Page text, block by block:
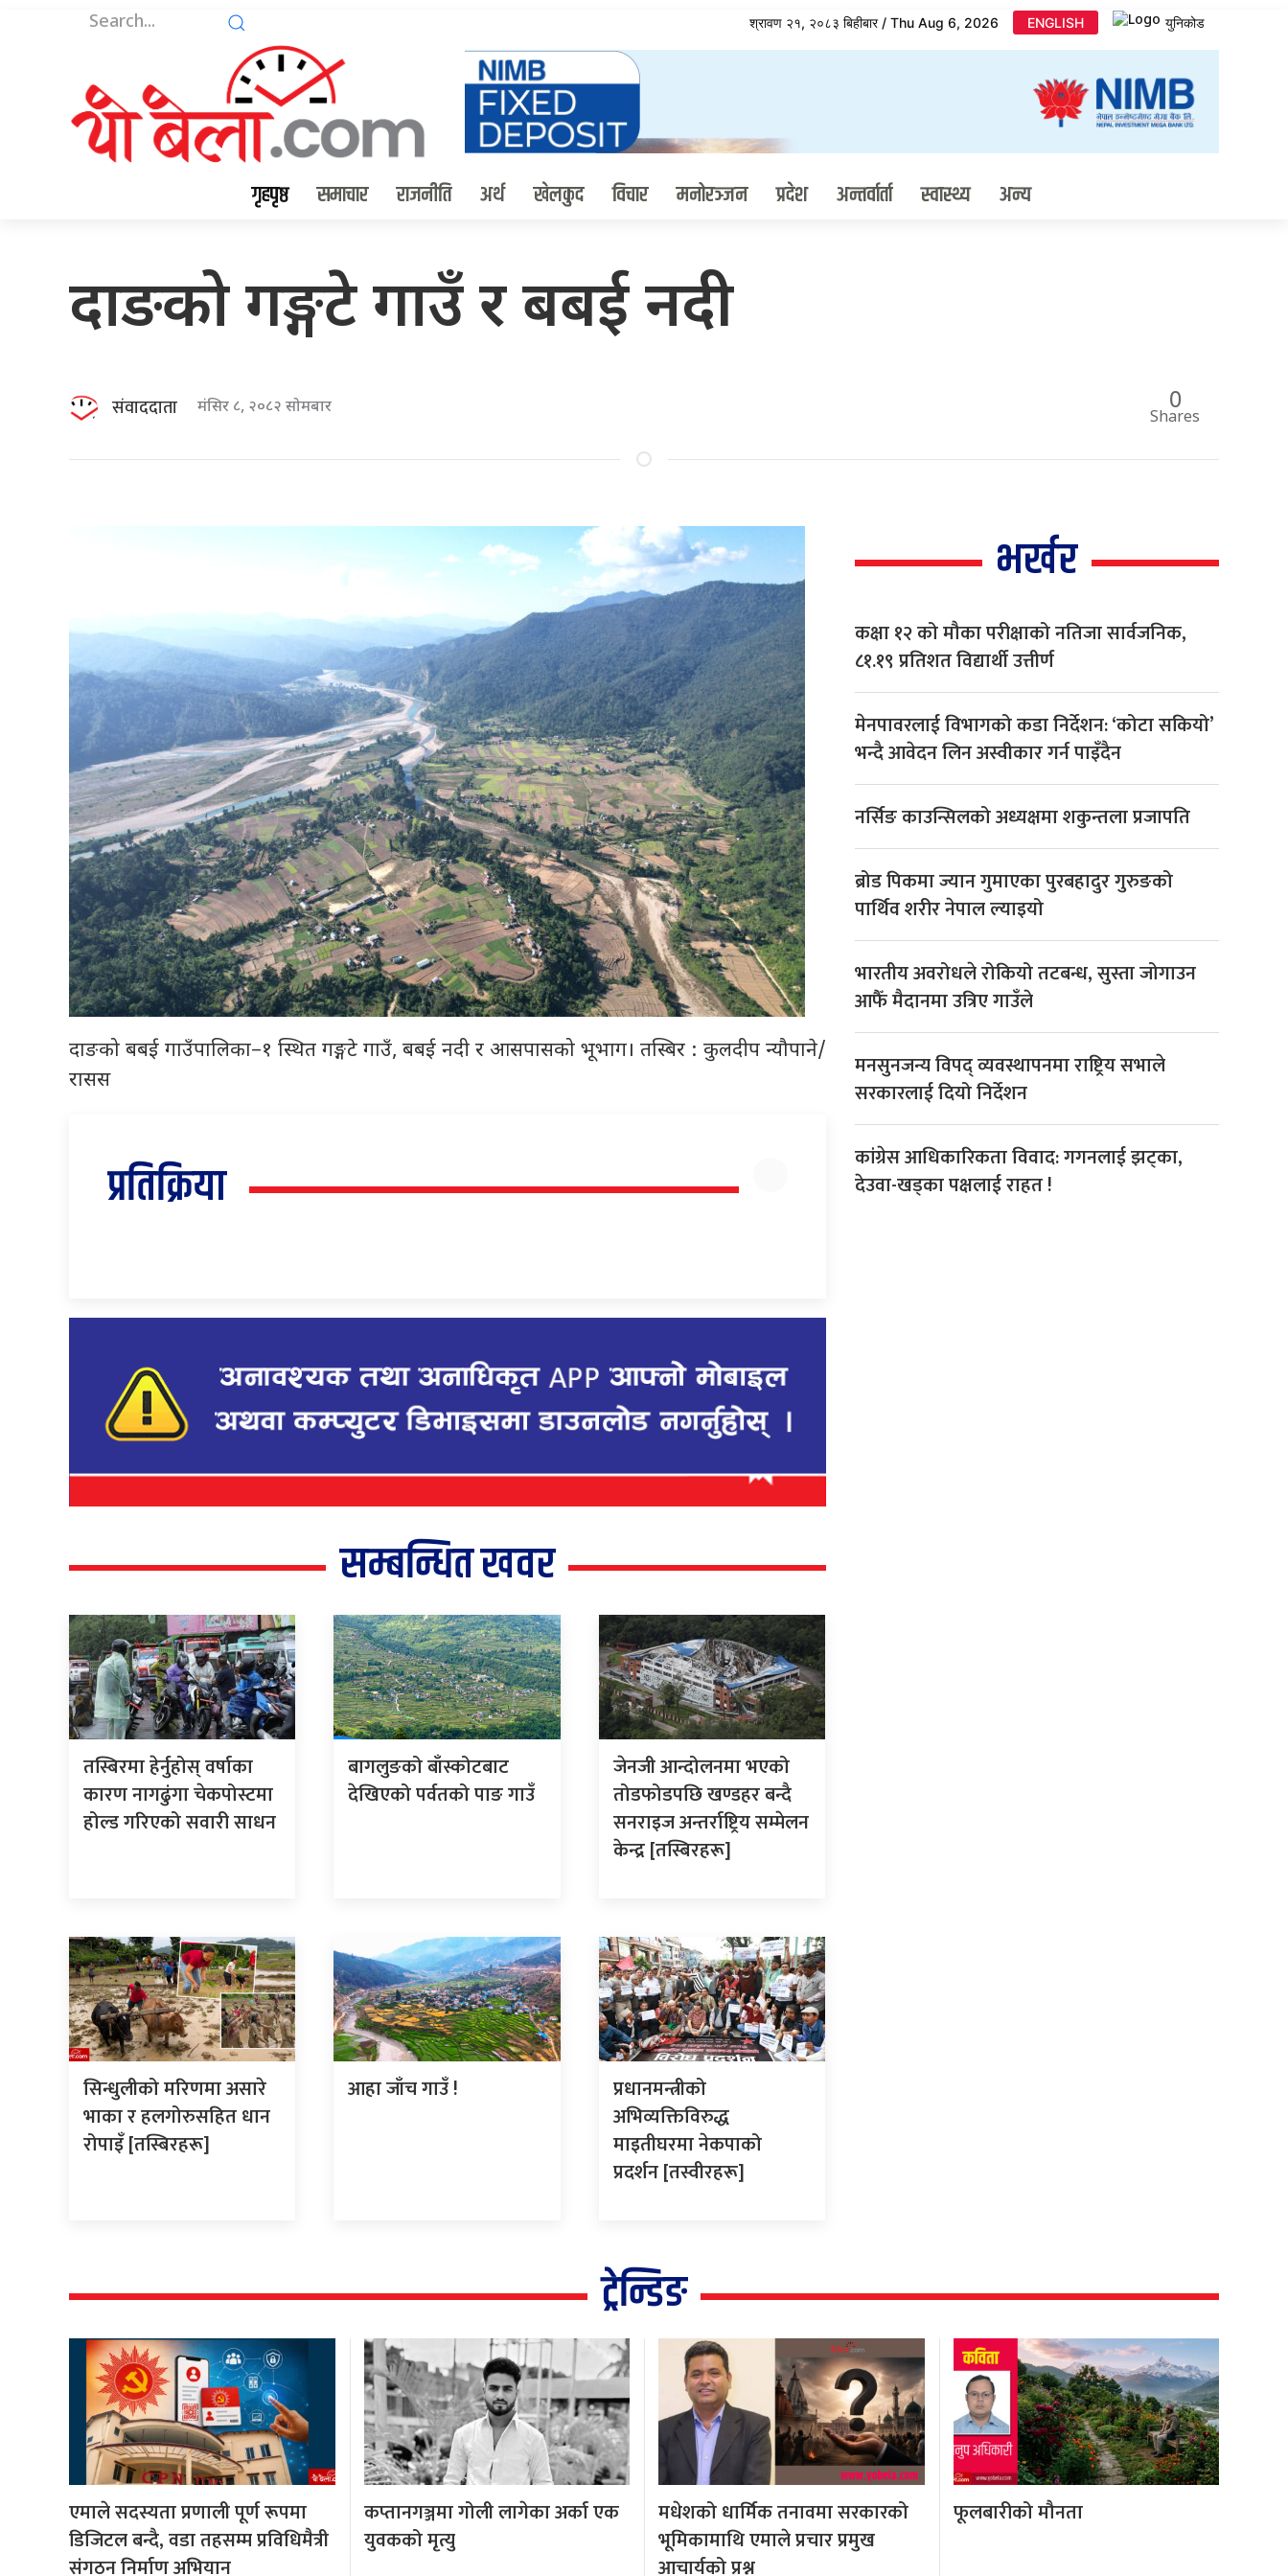
श्रावण २१, २०८३ बिहीबार / Thu Aug 6, 2026 ENGLISH युनिकोड
गृहपृष्ठ समाचार राजनीति अर्थ खेलकुद विचार मनोरञ्जन प्रदेश अन्तर्वार्ता स्वास्थ्य अन्य
दाङको गङ्गटे गाउँ र बबई नदी
संवाददाता मंसिर ८, २०८२ सोमबार 0
Shares
दाङको बबई गाउँपालिका–१ स्थित गङ्गटे गाउँ, बबई नदी र आसपासको भूभाग। तस्बिर : कुलदीप न्यौपाने/
रासस
प्रतिक्रिया
सम्बन्धित खवर
तस्बिरमा हेर्नुहोस् वर्षाका
कारण नागढुंगा चेकपोस्टमा
होल्ड गरिएको सवारी साधन
बागलुङको बाँस्कोटबाट
देखिएको पर्वतको पाङ गाउँ
जेनजी आन्दोलनमा भएको
तोडफोडपछि खण्डहर बन्दै
सनराइज अन्तर्राष्ट्रिय सम्मेलन
केन्द्र [तस्बिरहरू]
सिन्धुलीको मरिणमा असारे
भाका र हलगोरुसहित धान
रोपाइँ [तस्बिरहरू]
आहा जाँच गाउँ !
प्रधानमन्त्रीको
अभिव्यक्तिविरुद्ध
माइतीघरमा नेकपाको
प्रदर्शन [तस्वीरहरू]
भर्खर
कक्षा १२ को मौका परीक्षाको नतिजा सार्वजनिक,
८१.१९ प्रतिशत विद्यार्थी उत्तीर्ण
मेनपावरलाई विभागको कडा निर्देशन: ‘कोटा सकियो’
भन्दै आवेदन लिन अस्वीकार गर्न पाइँदैन
नर्सिङ काउन्सिलको अध्यक्षमा शकुन्तला प्रजापति
ब्रोड पिकमा ज्यान गुमाएका पुरबहादुर गुरुङको
पार्थिव शरीर नेपाल ल्याइयो
भारतीय अवरोधले रोकियो तटबन्ध, सुस्ता जोगाउन
आफैँ मैदानमा उत्रिए गाउँले
मनसुनजन्य विपद् व्यवस्थापनमा राष्ट्रिय सभाले
सरकारलाई दियो निर्देशन
कांग्रेस आधिकारिकता विवाद: गगनलाई झट्का,
देउवा-खड्का पक्षलाई राहत !
ट्रेन्डिङ
एमाले सदस्यता प्रणाली पूर्ण रूपमा
डिजिटल बन्दै, वडा तहसम्म प्रविधिमैत्री
संगठन निर्माण अभियान
कप्तानगञ्जमा गोली लागेका अर्का एक
युवकको मृत्यु
मधेशको धार्मिक तनावमा सरकारको
भूमिकामाथि एमाले प्रचार प्रमुख
आचार्यको प्रश्न
फूलबारीको मौनता